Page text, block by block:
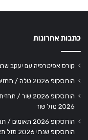
כתבות אחרונות
קורס אפיטרפיה עם יעקב
הורוסקופ 2026 טלה / תחזית אסטרולוגיה שנתית מזל טלה
הורוסקופ
2026 מזל שור
הורוסקופ
הורוסקופ שנתי 2026 מזל תאומים